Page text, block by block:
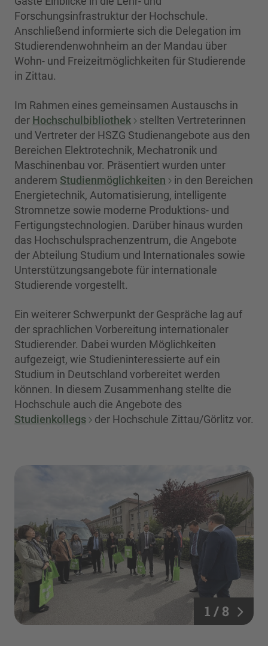
Forschungsinfrastruktur der Hochschule.
Anschließend informierte sich die Delegation im
Studierendenwohnheim an der Mandau über
Wohn- und Freizeitmöglichkeiten für Studierende
in Zittau.
Im Rahmen eines gemeinsamen Austauschs in
der Hochschulbibliothek
stellten Vertreterinnen
und Vertreter der HSZG Studienangebote aus den
Bereichen Elektrotechnik, Mechatronik und
Maschinenbau vor. Präsentiert wurden unter
anderem Studienmöglichkeiten
in den Bereichen
Energietechnik, Automatisierung, intelligente
Stromnetze sowie moderne Produktions- und
Fertigungstechnologien. Darüber hinaus wurden
das Hochschulsprachenzentrum, die Angebote
der Abteilung Studium und Internationales sowie
Unterstützungsangebote für internationale
Studierende vorgestellt.
Ein weiterer Schwerpunkt der Gespräche lag auf
der sprachlichen Vorbereitung internationaler
Studierender. Dabei wurden Möglichkeiten
aufgezeigt, wie Studieninteressierte auf ein
Studium in Deutschland vorbereitet werden
können. In diesem Zusammenhang stellte die
Hochschule auch die Angebote des
Studienkollegs
der Hochschule Zittau/Görlitz vor.
1 / 8